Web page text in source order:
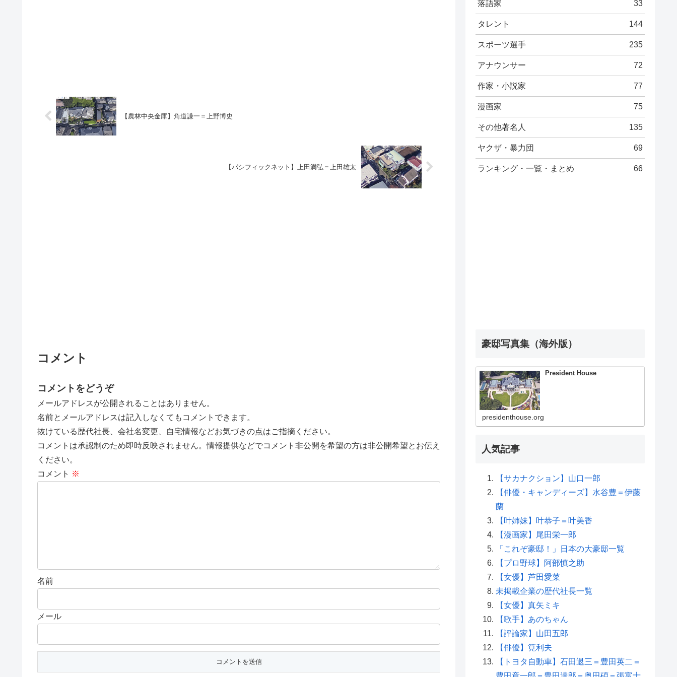
【農林中央金庫】角道謙一＝上野博史
【パシフィックネット】上田満弘＝上田雄太
コメント
コメントをどうぞ
メールアドレスが公開されることはありません。
名前とメールアドレスは記入しなくてもコメントできます。
抜けている歴代社長、会社名変更、自宅情報などお気づきの点はご指摘ください。
コメントは承認制のため即時反映されません。情報提供などでコメント非公開を希望の方は非公開希望とお伝え
ください。
コメント ※
名前
メール
落語家 33
タレント 144
スポーツ選手 235
アナウンサー 72
作家・小説家 77
漫画家 75
その他著名人 135
ヤクザ・暴力団 69
ランキング・一覧・まとめ 66
豪邸写真集（海外版）
President House
presidenthouse.org
人気記事
【サカナクション】山口一郎
【俳優・キャンディーズ】水谷豊＝伊藤
蘭
【叶姉妹】叶恭子＝叶美香
【漫画家】尾田栄一郎
「これぞ豪邸！」日本の大豪邸一覧
【プロ野球】阿部慎之助
【女優】芦田愛菜
未掲載企業の歴代社長一覧
【女優】真矢ミキ
【歌手】あのちゃん
【評論家】山田五郎
【俳優】筧利夫
【トヨタ自動車】石田退三＝豊田英二＝